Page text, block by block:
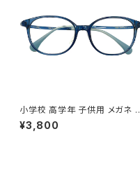
小学校 高学年 子供用 メガネ 5
325-8 眼鏡 キッズ パソコン メ
ガネ 男の子 女の子 子ども用 9
¥3,800